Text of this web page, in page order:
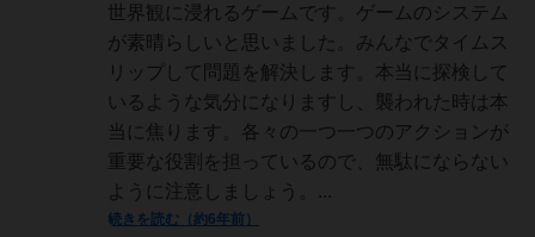
世界観に浸れるゲームです。ゲームのシステム
が素晴らしいと思いました。みんなでタイムス
リップして問題を解決します。本当に探検して
いるような気分になりますし、襲われた時は本
当に焦ります。各々の一つ一つのアクションが
重要な役割を担っているので、無駄にならない
ように注意しましょう。...
続きを読む（約6年前）